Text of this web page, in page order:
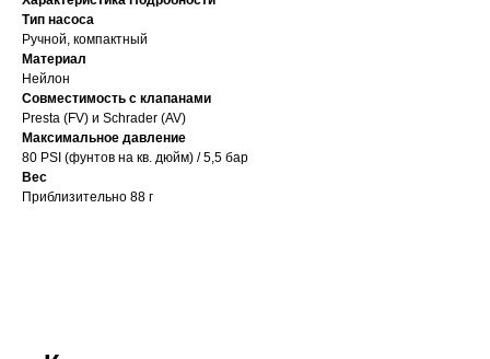
Тип насоса
Ручной, компактный
Материал
Нейлон
Совместимость с клапанами
Presta (FV) и Schrader (AV)
Максимальное давление
80 PSI (фунтов на кв. дюйм) / 5,5 бар
Вес
Приблизительно 88 г